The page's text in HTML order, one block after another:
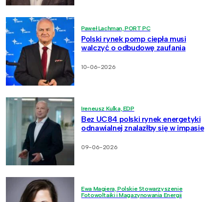
Paweł Lachman, PORT PC
Polski rynek pomp ciepła musi
walczyć o odbudowę zaufania
10-06-2026
Ireneusz Kulka, EDP
Bez UC84 polski rynek energetyki
odnawialnej znalazłby się w impasie
09-06-2026
Ewa Magiera, Polskie Stowarzyszenie
Fotowoltaiki i Magazynowania Energii